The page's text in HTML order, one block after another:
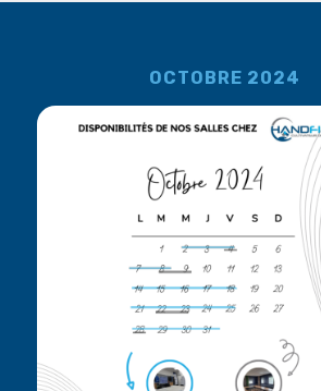
OCTOBRE 2024